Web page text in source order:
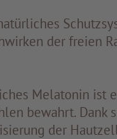
der freien
Melatonin ist
bewahrt. Dank
der